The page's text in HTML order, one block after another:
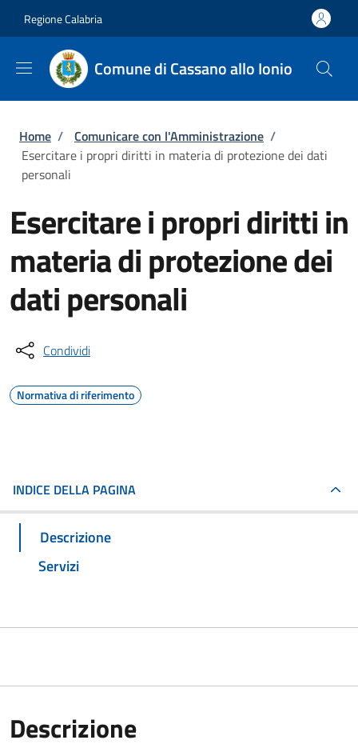
Regione Calabria
Comune di Cassano allo Ionio
Briciole di pane
Home / Comunicare con l'Amministrazione /
Esercitare i propri diritti in materia di protezione dei dati
personali
Esercitare i propri diritti in
materia di protezione dei
dati personali
Condividi
Normativa di riferimento
INDICE DELLA PAGINA
Descrizione
Servizi
Descrizione